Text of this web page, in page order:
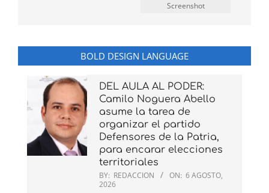
Screenshot
BOLD DESIGN LANGUAGE
DEL AULA AL PODER:
Camilo Noguera Abello
asume la tarea de
organizar el partido
Defensores de la Patria,
para encarar elecciones
territoriales
BY: REDACCION ON: 6 AGOSTO,
2026